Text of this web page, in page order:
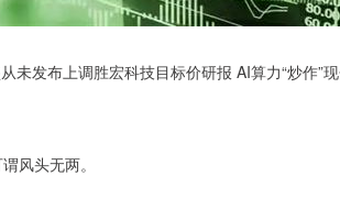
从未发布上调胜宏科技目标价研报 AI算力“炒作”
风头无两。
北证50 1134.24